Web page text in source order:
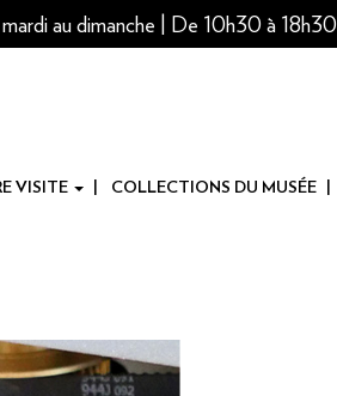
au dimanche | De 10h30 à 18h30
VISITE COLLECTIONS DU MUSÉE